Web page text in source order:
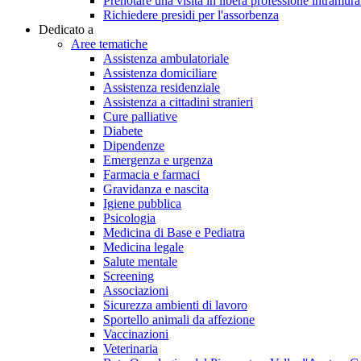
Richiedere presidi per l'assorbenza
Dedicato a
Aree tematiche
Assistenza ambulatoriale
Assistenza domiciliare
Assistenza residenziale
Assistenza a cittadini stranieri
Cure palliative
Diabete
Dipendenze
Emergenza e urgenza
Farmacia e farmaci
Gravidanza e nascita
Igiene pubblica
Psicologia
Medicina di Base e Pediatra
Medicina legale
Salute mentale
Screening
Associazioni
Sicurezza ambienti di lavoro
Sportello animali da affezione
Vaccinazioni
Veterinaria